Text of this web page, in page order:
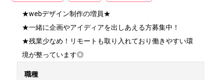
★webデザイン制作の増員★
★一緒に企画やアイディアを出しあえる方募集中！
★残業少なめ！リモートも取り入れており働きやすい環
境が整っています◎
職種